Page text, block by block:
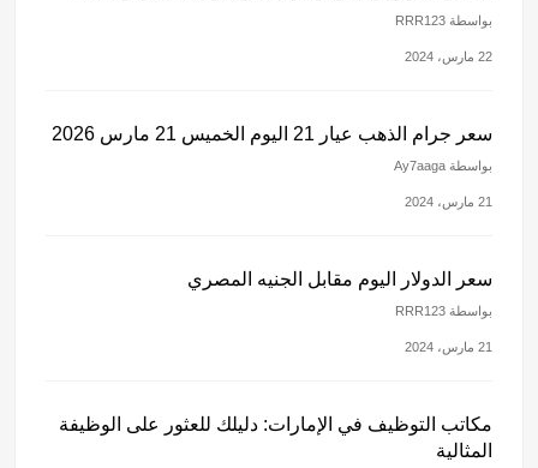
بواسطة RRR123
22 مارس، 2024
سعر جرام الذهب عيار 21 اليوم الخميس 21 مارس 2026
بواسطة Ay7aaga
21 مارس، 2024
سعر الدولار اليوم مقابل الجنيه المصري
بواسطة RRR123
21 مارس، 2024
مكاتب التوظيف في الإمارات: دليلك للعثور على الوظيفة
المثالية